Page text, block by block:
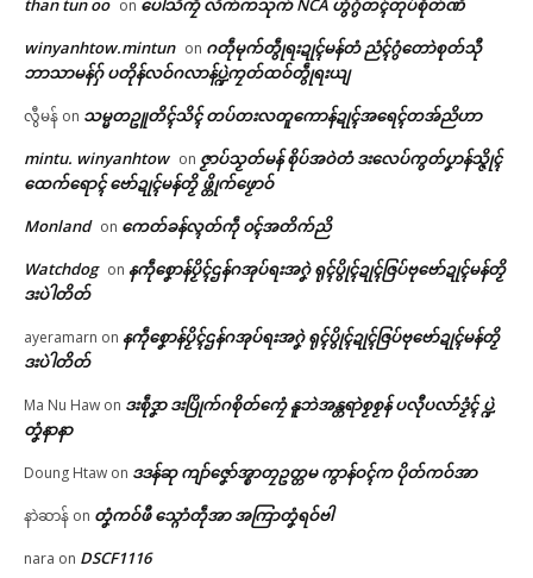
ဌာန်ပရိုၚ်ဗၠးၜးမန်
ပရိုၚ်လက္ကရဴအိုတ်
🏛 လညာတ်ပါ်ပဲါ
ညးဒါန်လိက်
ဗွဳဒဳယဵု
ကေတ်အဆက်
Related
အလဵုအသဳဍုၚ်ဗၟာတၟိကဵု လစွံစိုတ်
အာဇြဳယာန် ဗီုလဵုဒှ်ကၠုၚ်မာန်ရော
February 24, 2026
တၠအဝဵုပၞာန် မဂြောပ်လဝ်ကယျိုၚ်
ဒဳမဵုကရေဇြဳ
May 19, 2026
တရဴပၠန်ဂတး စိုပ်ဒၟံၚ်ဂၠံၚ်လဵုရရော
………
July 21, 2026
In "လိက်ပရေၚ်"
than tun oo on ပေါဲသဳကၠဳ လိက်ကသုက် NCA ဟွံဂွံတၚ်တုပ်စိုတ်ဏီ
winyanhtow.mintun on ဂတဵုမုက်တွဵုရးဍုၚ်မန်တံ ညံၚ်ဂွံတောဲစုတ်သီု
ဘာသာမန်ဂှ် ပတိုန်လဝ်ဂလာန်ပ္ဍဲကၠတ်ထဝ်တွဵုရးယျ
လွီမန် on သမ္မတဥူတိၚ်သိၚ် တပ်တးလတူကောန်ဍုၚ်အရေၚ်တအ်ညိဟာ
mintu. winyanhtow on ဇၟာပ်သၟတ်မန် စိုပ်အဝဲတံ ဒးလေပ်ကွတ်ပၞာန်သ္ဇိုၚ်
ထေက်ရောၚ် ဗော်ဍုၚ်မန်တၟိ ဖ္တိုက်ဖၟောဝ်
Monland on ကေတ်ခန်လ္ၚတ်ကဵု ၀ၚ်အတိက်ညိ
Watchdog on နကဵုစၞောန်ပၟိၚ်ဌန်ဂအုပ်ရးအဂၞဲ ရုၚ်ပွိုၚ်ဍုၚ်ဇြပ်ဗုဗော်ဍုၚ်မန်တၟိ
ဒးပဲါတိတ်
ayeramarn on နကဵုစၞောန်ပၟိၚ်ဌန်ဂအုပ်ရးအဂၞဲ ရုၚ်ပွိုၚ်ဍုၚ်ဇြပ်ဗုဗော်ဍုၚ်မန်တၟိ
ဒးပဲါတိတ်
Ma Nu Haw on ဒးစဵုဒၞာ ဒးပြိုက်ဂစိုတ်ကၠေံ နူဘဲအန္တရာဲစၟစၟန် ပလီုပလာ်ဒၟံၚ် ပ္ဍဲ
တၞံနာနာ
Doung Htaw on ဒဒန်ဆု ကျာ်ဇၞော်အ္စာတၠဥတ္တမ ကွာန်ဝၚ်က ပိုတ်ကဝ်အာ
နာဲဆာန် on တၞံကဝ်ဖီ သ္ဂောံတဵုအာ အကြာတၞံရဝ်ဗါ
nara on DSCF1116